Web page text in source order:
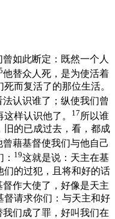
如此断定：既然一个人
他替众人死，是为使活着
而复活了的那位生活。
认识谁了；纵使我们曾
样认识他了。
17 所以谁
旧的已成过去，看，都成
藉基督使我们与他自己
19这就是说：天主在基
们的过犯，且将和好的话
督作大使了，好像是天主
督请求你们：与天主和好
们成了罪，好叫我们在